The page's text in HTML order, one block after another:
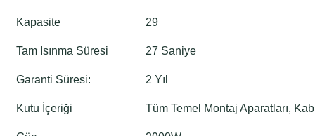
Kapasite 29
Tam Isınma Süresi 27 Saniye
Garanti Süresi: 2 Yıl
Kutu İçeriği Tüm Temel Montaj Aparatları,